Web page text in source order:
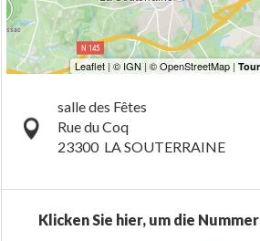
salle des Fêtes
Rue du Coq
23300 LA SOUTERRAINE
Klicken Sie hier, um die Nummer